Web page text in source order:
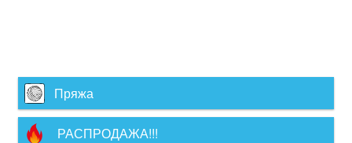
Пряжа
РАСПРОДАЖА!!!